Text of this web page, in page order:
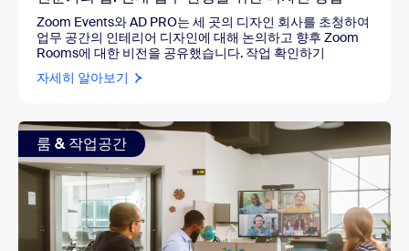
Zoom Events와 AD PRO는 세 곳의 디자인 회사를 초청하여
업무 공간의 인테리어 디자인에 대해 논의하고 향후 Zoom
Rooms에 대한 비전을 공유했습니다. 작업 확인하기
자세히 알아보기
룸 & 작업공간